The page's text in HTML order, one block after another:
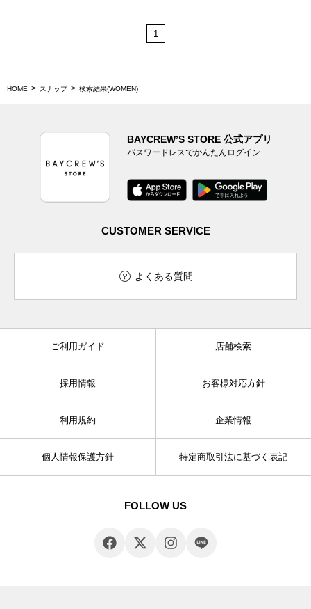
1
HOME スナップ 検索結果(WOMEN)
BAYCREW’S STORE 公式アプリ
パスワードレスでかんたんログイン
CUSTOMER SERVICE
よくある質問
ご利用ガイド 店舗検索
採用情報 お客様対応方針
利用規約 企業情報
個人情報保護方針 特定商取引法に基づく表記
FOLLOW US